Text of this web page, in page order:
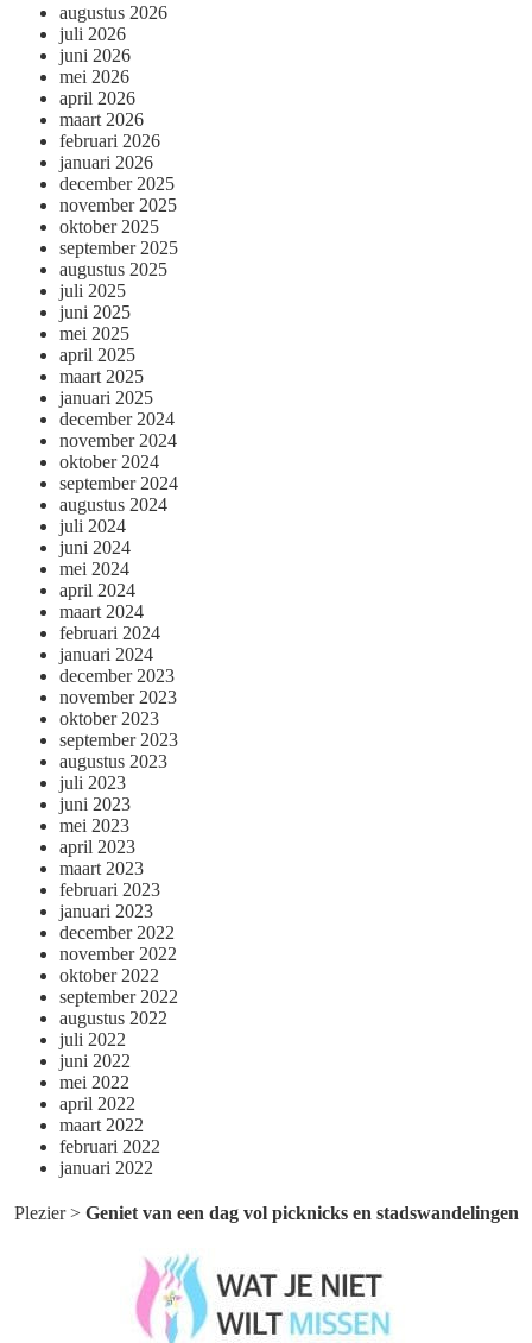
augustus 2026
juli 2026
juni 2026
mei 2026
april 2026
maart 2026
februari 2026
januari 2026
december 2025
november 2025
oktober 2025
september 2025
augustus 2025
juli 2025
juni 2025
mei 2025
april 2025
maart 2025
januari 2025
december 2024
november 2024
oktober 2024
september 2024
augustus 2024
juli 2024
juni 2024
mei 2024
april 2024
maart 2024
februari 2024
januari 2024
december 2023
november 2023
oktober 2023
september 2023
augustus 2023
juli 2023
juni 2023
mei 2023
april 2023
maart 2023
februari 2023
januari 2023
december 2022
november 2022
oktober 2022
september 2022
augustus 2022
juli 2022
juni 2022
mei 2022
april 2022
maart 2022
februari 2022
januari 2022
Plezier> Geniet van een dag vol picknicks en stadswandelingen